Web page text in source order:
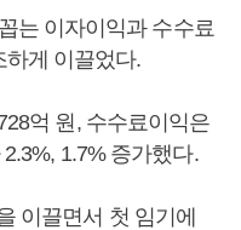
는 이자이익과 수수료
게 이끌었다.
억 원, 수수료이익은
1.7% 증가했다.
이끌면서 첫 임기에